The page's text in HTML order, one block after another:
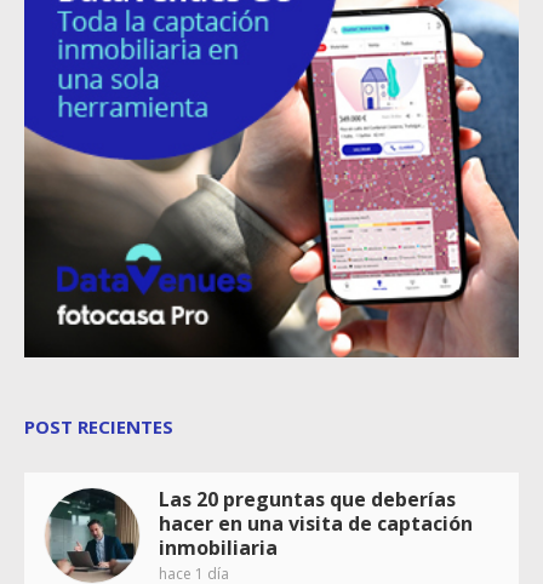
POST RECIENTES
Las 20 preguntas que deberías
hacer en una visita de captación
inmobiliaria
hace 1 día